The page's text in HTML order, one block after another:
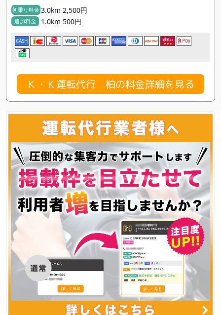
初乗り料金 3.0km 2,500円
追加料金 1.0km 500円
CASH
Ｋ・Ｋ運転代行 柏の料金詳細を見る